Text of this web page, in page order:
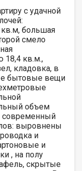
с удачной
кв.м, большая
смело
18,4 кв.м.,
кладовка, в
бытовые вещи
объем
современный
выровнены
и
и
, на полу
скрытые